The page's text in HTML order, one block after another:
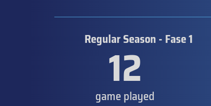
Regular Season - Fase 1
12
game played